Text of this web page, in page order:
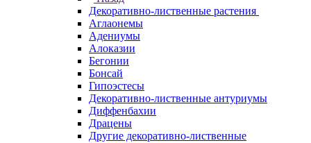
Декоративно-лиственные растения
Аглаонемы
Адениумы
Алоказии
Бегонии
Бонсай
Гипоэстесы
Декоративно-лиственные антуриумы
Диффенбахии
Драцены
Другие декоративно-лиственные